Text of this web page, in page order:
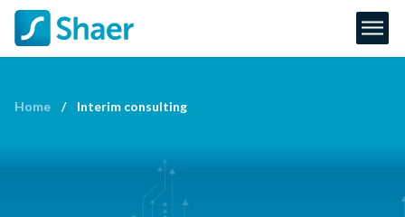
Home / Interim consulting